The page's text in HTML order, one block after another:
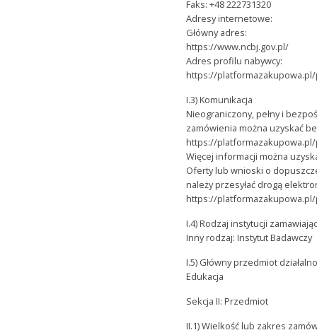
Faks: +48 222731320
Adresy internetowe:
Główny adres:
https://www.ncbj.gov.pl/
Adres profilu nabywcy:
https://
I.3) Komunikacja
Nieograniczony, pełny i
zamówienia można uzyskać
https://
Więcej informacji można
Oferty lub wnioski o
należy przesyłać drogą
https://
I.4) Rodzaj instytucji
Inny rodzaj: Instytut Badawczy
I.5) Główny przedmiot
Edukacja
Sekcja II: Przedmiot
II.1) Wielkość lub zakres